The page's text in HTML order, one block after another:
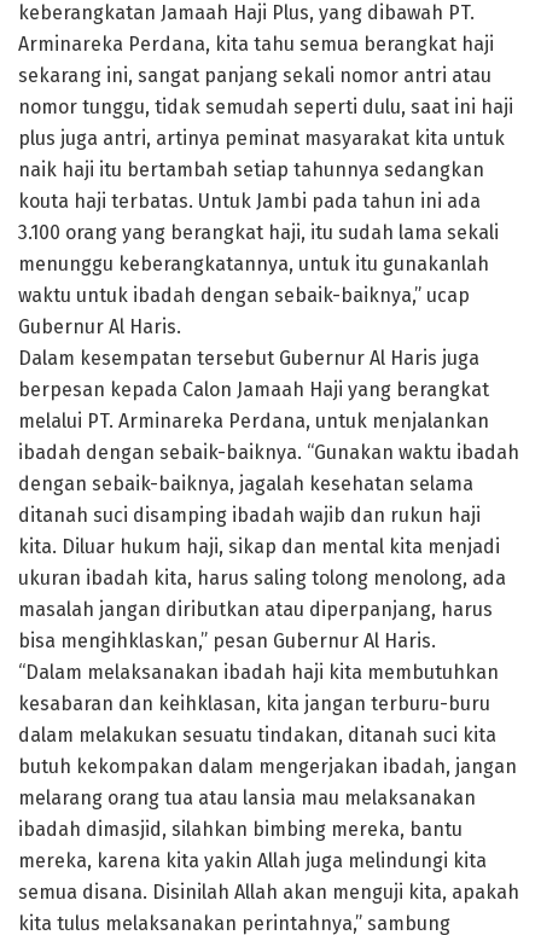
keberangkatan Jamaah Haji Plus, yang dibawah PT.
Arminareka Perdana, kita tahu semua berangkat haji
sekarang ini, sangat panjang sekali nomor antri atau
nomor tunggu, tidak semudah seperti dulu, saat ini haji
plus juga antri, artinya peminat masyarakat kita untuk
naik haji itu bertambah setiap tahunnya sedangkan
kouta haji terbatas. Untuk Jambi pada tahun ini ada
3.100 orang yang berangkat haji, itu sudah lama sekali
menunggu keberangkatannya, untuk itu gunakanlah
waktu untuk ibadah dengan sebaik-baiknya,” ucap
Gubernur Al Haris.
Dalam kesempatan tersebut Gubernur Al Haris juga
berpesan kepada Calon Jamaah Haji yang berangkat
melalui PT. Arminareka Perdana, untuk menjalankan
ibadah dengan sebaik-baiknya. “Gunakan waktu ibadah
dengan sebaik-baiknya, jagalah kesehatan selama
ditanah suci disamping ibadah wajib dan rukun haji
kita. Diluar hukum haji, sikap dan mental kita menjadi
ukuran ibadah kita, harus saling tolong menolong, ada
masalah jangan diributkan atau diperpanjang, harus
bisa mengihklaskan,” pesan Gubernur Al Haris.
“Dalam melaksanakan ibadah haji kita membutuhkan
kesabaran dan keihklasan, kita jangan terburu-buru
dalam melakukan sesuatu tindakan, ditanah suci kita
butuh kekompakan dalam mengerjakan ibadah, jangan
melarang orang tua atau lansia mau melaksanakan
ibadah dimasjid, silahkan bimbing mereka, bantu
mereka, karena kita yakin Allah juga melindungi kita
semua disana. Disinilah Allah akan menguji kita, apakah
kita tulus melaksanakan perintahnya,” sambung